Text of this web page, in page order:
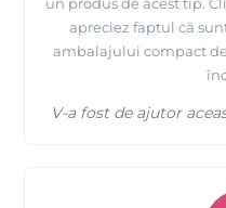
un produs de acest tip.
apreciez faptul că
ambalajului compact
V-a fost de ajutor